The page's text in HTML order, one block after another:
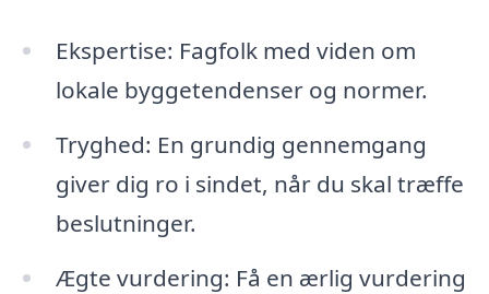
Ekspertise: Fagfolk med viden om
lokale byggetendenser og normer.
Tryghed: En grundig gennemgang
giver dig ro i sindet, når du skal træffe
beslutninger.
Ægte vurdering: Få en ærlig vurdering